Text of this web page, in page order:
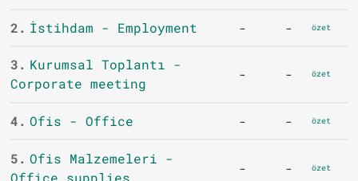
2. İstihdam - Employment - - özet
3. Kurumsal Toplantı -
Corporate meeting
- - özet
4. Ofis - Office - - özet
5. Ofis Malzemeleri -
Office supplies
- - özet